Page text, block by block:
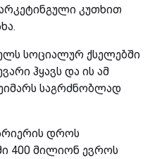
კუთხით
სოციალურ ქსელებში
ჰყავს და ის ამ
საგრძნობლად
დროს
400 მილიონ ევროს